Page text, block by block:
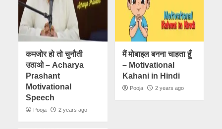
कमजोर हो तो चुनौती
उठाओ – Acharya
Prashant
Motivational
Speech
Pooja 2 years ago
मैं मोबाइल बनना चाहता हूंँ
– Motivational
Kahani in Hindi
Pooja 2 years ago